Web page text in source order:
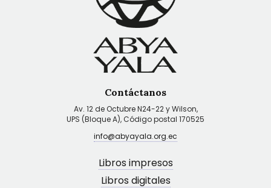
Contáctanos
Av. 12 de Octubre N24-22 y Wilson,
UPS (Bloque A), Código postal 170525
info@abyayala.org.ec
Libros impresos
Libros digitales